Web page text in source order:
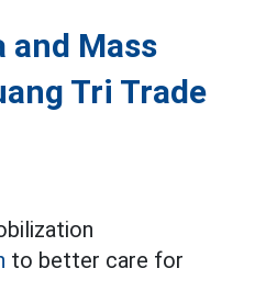
and Mass
Tri Trade
to better care for